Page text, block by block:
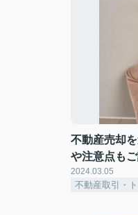
不動産売却
や注意点も
2024.03.05
不動産取引・